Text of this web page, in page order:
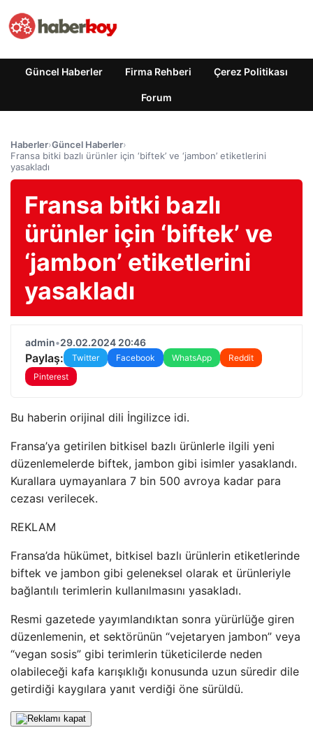
Güncel Haberler Firma Rehberi Çerez Politikası
Forum
Haberler›Güncel Haberler›
Fransa bitki bazlı ürünler için ‘biftek’ ve ‘jambon’ etiketlerini
yasakladı
Fransa bitki bazlı
ürünler için ‘biftek’ ve
‘jambon’ etiketlerini
yasakladı
admin•29.02.2024 20:46
Paylaş: Twitter Facebook WhatsApp
Reddit
Pinterest
Bu haberin orijinal dili İngilizce idi.
Fransa’ya getirilen bitkisel bazlı ürünlerle ilgili yeni
düzenlemelerde biftek, jambon gibi isimler yasaklandı.
Kurallara uymayanlara 7 bin 500 avroya kadar para
cezası verilecek.
REKLAM
Fransa’da hükümet, bitkisel bazlı ürünlerin etiketlerinde
biftek ve jambon gibi geleneksel olarak et ürünleriyle
bağlantılı terimlerin kullanılmasını yasakladı.
Resmi gazetede yayımlandıktan sonra yürürlüğe giren
düzenlemenin, et sektörünün “vejetaryen jambon” veya
“vegan sosis” gibi terimlerin tüketicilerde neden
olabileceği kafa karışıklığı konusunda uzun süredir dile
getirdiği kaygılara yanıt verdiği öne sürüldü.